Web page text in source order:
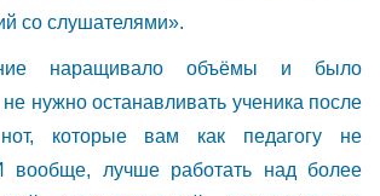
со слушателями».
наращивало объёмы и было
нужно останавливать ученика после
которые вам как педагогу не
вообще, лучше работать над более